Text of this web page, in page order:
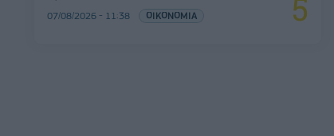
07/08/2026 - 11:38 ΟΙΚΟΝΟΜΙΑ